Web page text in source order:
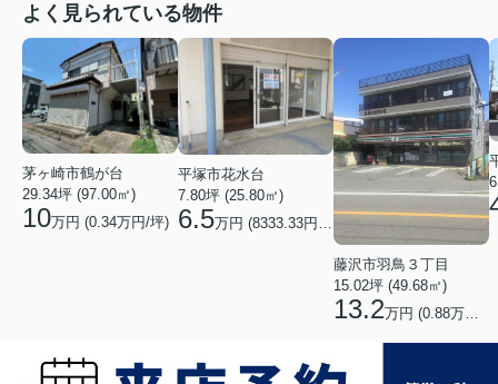
よく見られている物件
茅ヶ崎市鶴が台
29.34坪 (97.00㎡)
10万円 (0.34万円/坪)
平塚市花水台
7.80坪 (25.80㎡)
6.5万円 (8333.33円/坪)
藤沢市羽鳥３丁目
15.02坪 (49.68㎡)
13.2万円 (0.88万円/坪)